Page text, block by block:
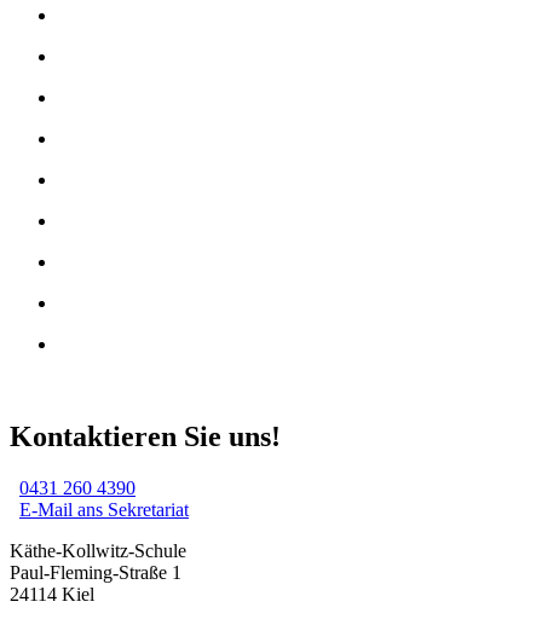
Kontaktieren Sie uns!
0431 260 4390
E-Mail ans Sekretariat
Käthe-Kollwitz-Schule
Paul-Fleming-Straße 1
24114 Kiel